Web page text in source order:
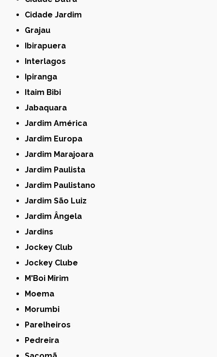
Cidade Jardim
Grajau
Ibirapuera
Interlagos
Ipiranga
Itaim Bibi
Jabaquara
Jardim América
Jardim Europa
Jardim Marajoara
Jardim Paulista
Jardim Paulistano
Jardim São Luiz
Jardim Ângela
Jardins
Jockey Club
Jockey Clube
M'Boi Mirim
Moema
Morumbi
Parelheiros
Pedreira